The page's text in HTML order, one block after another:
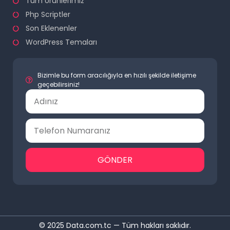
Php Scriptler
Son Eklenenler
WordPress Temaları
Bizimle bu form aracılığıyla en hızılı şekilde iletişime
geçebilirsiniz!
GÖNDER
© 2025 Data.com.tc — Tüm hakları saklıdır.